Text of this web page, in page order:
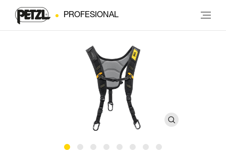
PROFESIONAL